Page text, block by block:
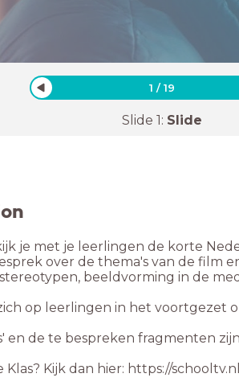
1 /19
Slide 1: Slide
je met je leerlingen de korte
over de thema's van de film
beeldvorming in de
op leerlingen in het voortgezet
en de te bespreken fragmenten
Klas? Kijk dan hier: https://